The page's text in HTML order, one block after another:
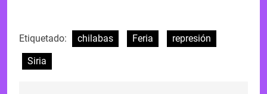
Etiquetado: chilabas Feria
represión
Siria